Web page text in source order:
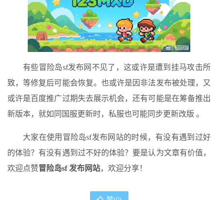
有些冒险岛sf发布网不见了，这或许是遭到挂马攻击所
致，等修复后可能会恢复。也或许是因非法发布被处理，又
或许是百度推广过期失去展示机会，还有可能是在筹备推出
新版本，就如同国服更新时，私服也可能同步更新改版 。
大家在使用冒险岛sf发布网站的时候，有没有遇到过好
的体验？有没有遇到过不好的体验？要是认为文章有价值，
欢迎点赞冒险岛sf 发布网站，欢迎分享！